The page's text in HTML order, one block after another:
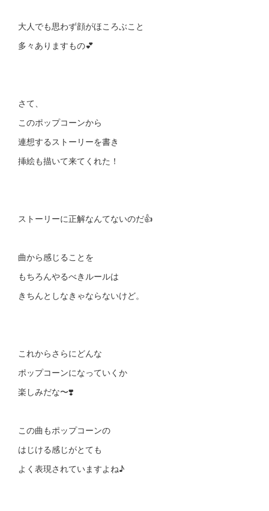
大人でも思わず 顔がほころぶこと
多々ありますもの💕
さて、
このポップコーンから
連想するストーリーを書き
挿絵も描いて来てくれた！
ストーリーに正解なんてないのだ👍
曲から感じることを
もちろんやるべきルールは
きちんとしなきゃならないけど。
これからさらにどんな
ポップコーンになっていくか
楽しみだな〜❣️
この曲もポップコーンの
はじける感じがとても
よく表現されていますよね♪